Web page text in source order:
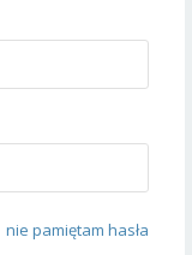
nie pamiętam hasła